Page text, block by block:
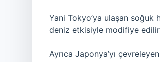
Yani Tokyo’ya ulaşan soğuk
deniz etkisiyle modifiye
Ayrıca Japonya’yı